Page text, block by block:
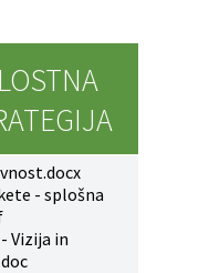
- splošna
Vizija in